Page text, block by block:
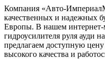
Компания «Авто-
качественных и надежных
Европы. В нашем интернет-
гидроусилителя руля ауди
предлагаем доступную
высокого качества и